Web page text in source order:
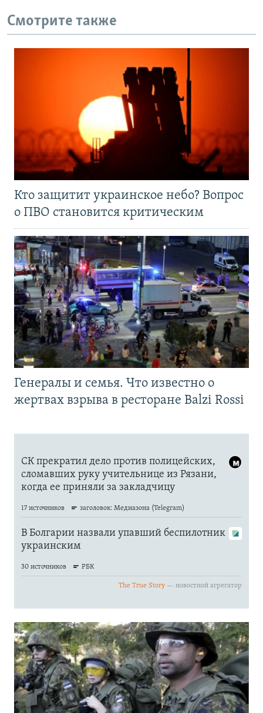
Смотрите также
Кто защитит украинское небо? Вопрос
о ПВО становится критическим
Генералы и семья. Что известно о
жертвах взрыва в ресторане Balzi Rossi